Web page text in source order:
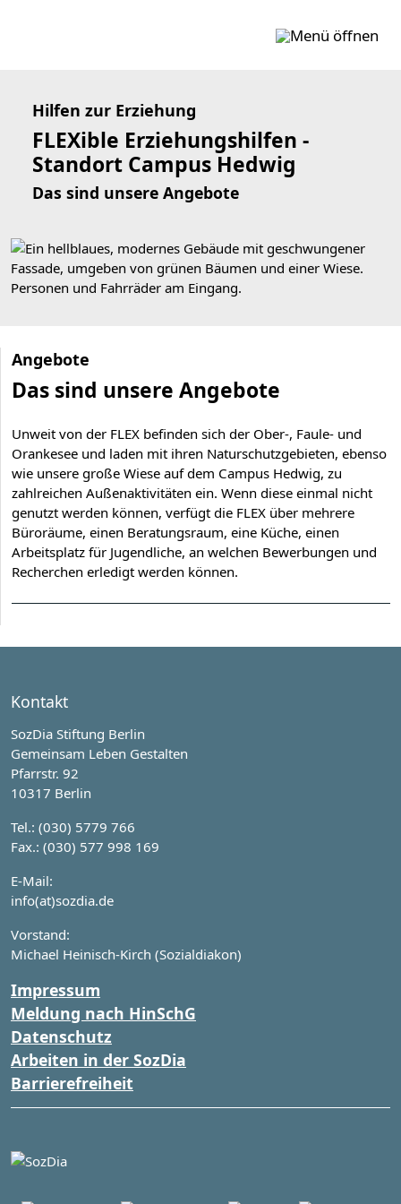
Hilfen zur Erziehung
FLEXible Erziehungshilfen -
Standort Campus Hedwig
Das sind unsere Angebote
Angebote
Das sind unsere Angebote
Unweit von der FLEX befinden sich der Ober-, Faule- und
Orankesee und laden mit ihren Naturschutzgebieten, ebenso
wie unsere große Wiese auf dem Campus Hedwig, zu
zahlreichen Außenaktivitäten ein. Wenn diese einmal nicht
genutzt werden können, verfügt die FLEX über mehrere
Büroräume, einen Beratungsraum, eine Küche, einen
Arbeitsplatz für Jugendliche, an welchen Bewerbungen und
Recherchen erledigt werden können.
Kontakt
SozDia Stiftung Berlin
Gemeinsam Leben Gestalten
Pfarrstr. 92
10317 Berlin
Tel.: (030) 5779 766
Fax.: (030) 577 998 169
E-Mail:
info(at)sozdia.de
Vorstand:
Michael Heinisch-Kirch (Sozialdiakon)
Impressum
Meldung nach HinSchG
Datenschutz
Arbeiten in der SozDia
Barrierefreiheit